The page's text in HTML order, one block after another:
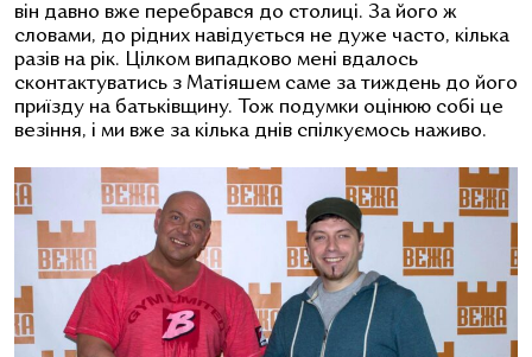
він давно вже перебрався до столиці. За його ж
словами, до рідних навідується не дуже часто, кілька
разів на рік. Цілком випадково мені вдалось
сконтактуватись з Матіяшем саме за тиждень до його
приїзду на батьківщину. Тож подумки оцінюю собі це
везіння, і ми вже за кілька днів спілкуємось наживо.